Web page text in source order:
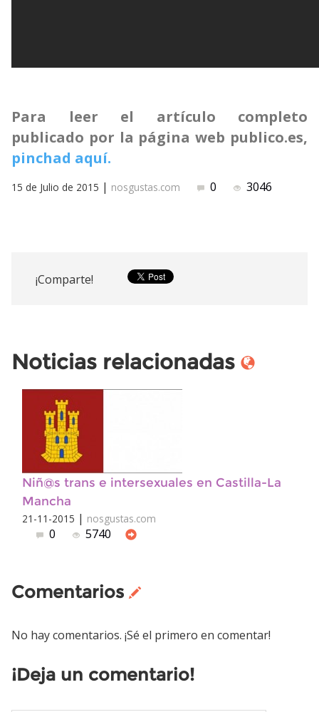
Para leer el artículo completo
publicado por la página web publico.es,
pinchad aquí.
15 de Julio de 2015 | nosgustas.com 0 3046
¡Comparte!
Noticias relacionadas
Niñ@s trans e intersexuales en Castilla-La
Mancha
21-11-2015 | nosgustas.com
0 5740
Comentarios
No hay comentarios. ¡Sé el primero en comentar!
¡Deja un comentario!